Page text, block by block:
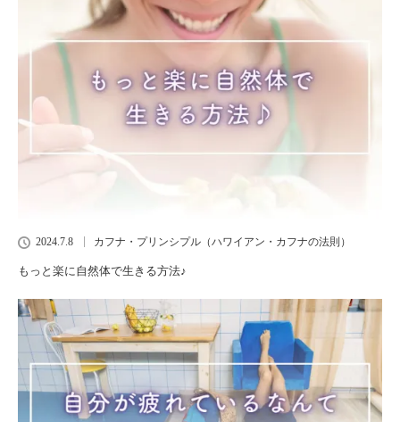
2024.7.8 カフナ・プリンシプル（ハワイアン・カフナの法則）
もっと楽に自然体で生きる方法♪